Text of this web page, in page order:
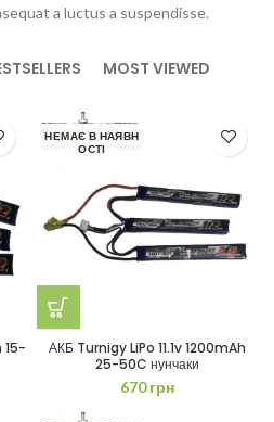
a luctus a suspendisse.
MOST VIEWED
15-
НЕМАЄ В НАЯВН
ОСТІ
АКБ Turnigy LiPo 11.1v 1200mAh
25-50C нунчаки
670грн